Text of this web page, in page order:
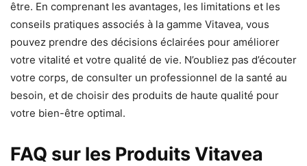
être. En comprenant les avantages, les limitations et les
conseils pratiques associés à la gamme Vitavea, vous
pouvez prendre des décisions éclairées pour améliorer
votre vitalité et votre qualité de vie. N’oubliez pas d’écouter
votre corps, de consulter un professionnel de la santé au
besoin, et de choisir des produits de haute qualité pour
votre bien-être optimal.
FAQ sur les Produits Vitavea